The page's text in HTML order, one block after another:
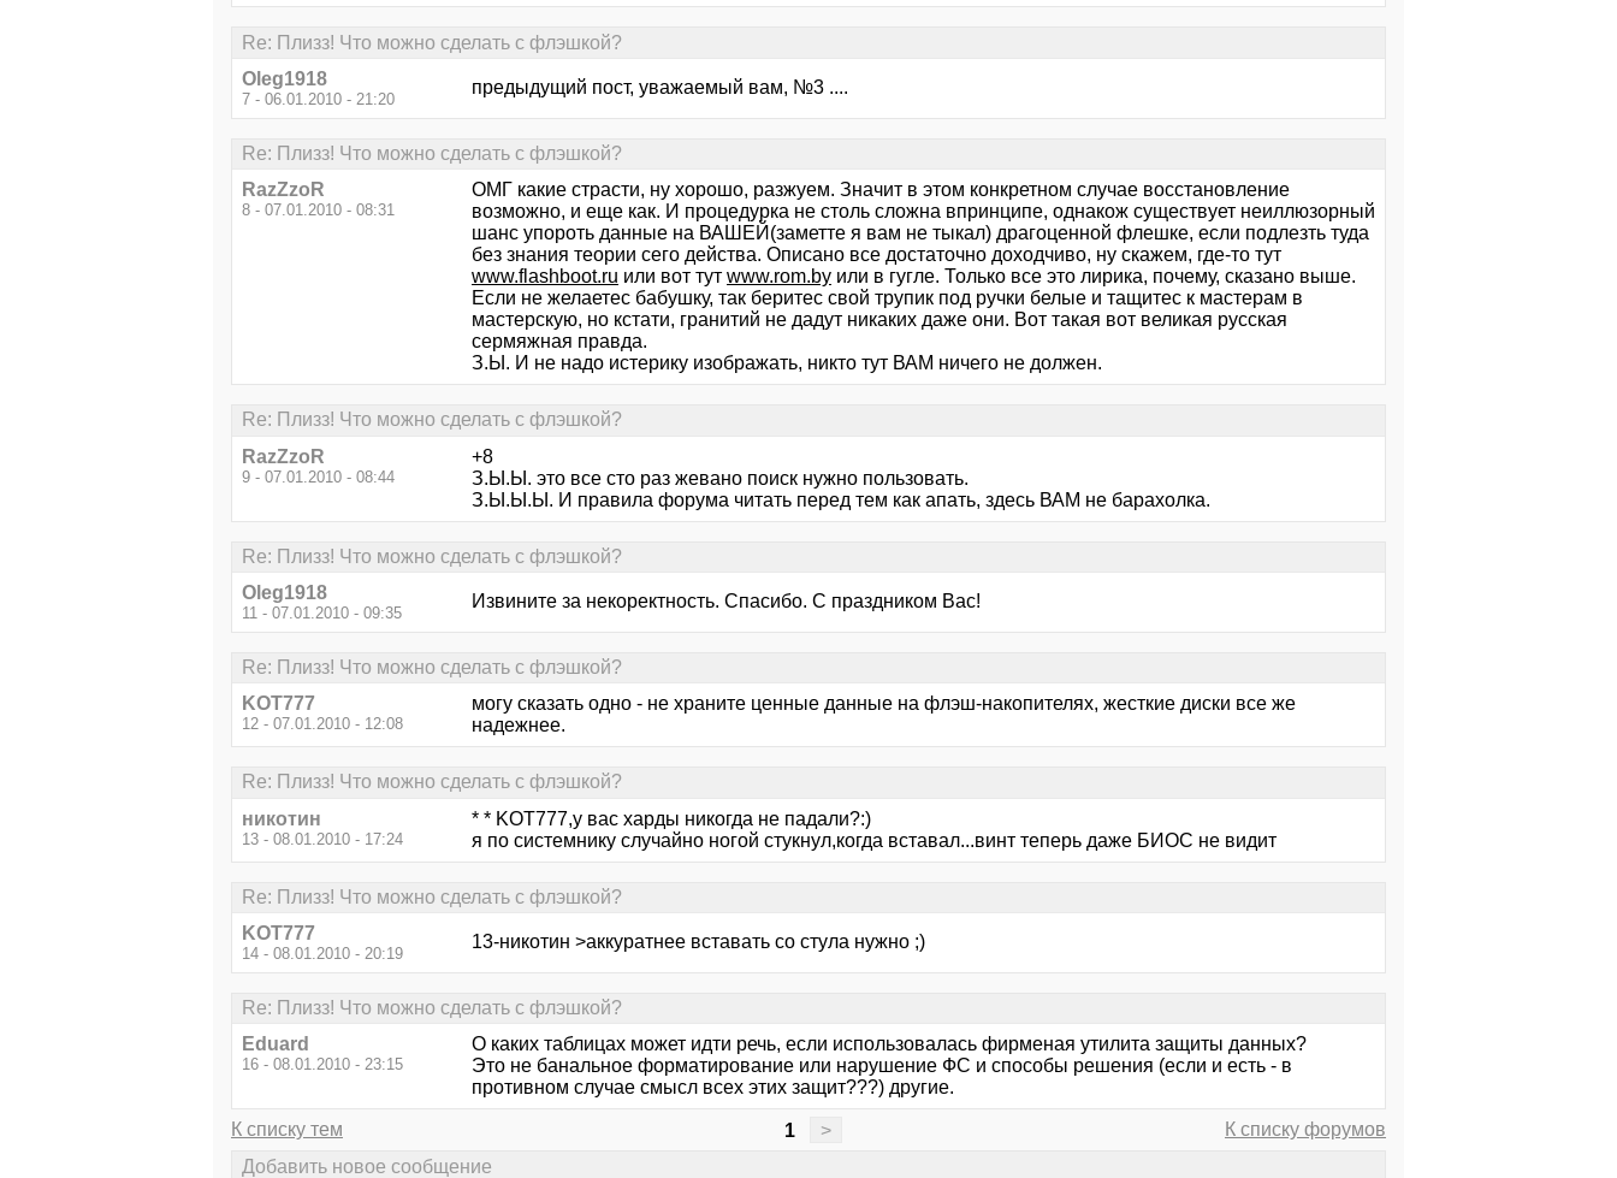
Re: Плизз! Что можно сделать с флэшкой?
Oleg1918
7 - 06.01.2010 - 21:20
предыдущий пост, уважаемый вам, №3 ....
Re: Плизз! Что можно сделать с флэшкой?
RazZzoR
8 - 07.01.2010 - 08:31
ОМГ какие страсти, ну хорошо, разжуем. Значит в этом конкретном случае восстановление
возможно, и еще как. И процедурка не столь сложна впринципе, однакож существует неиллюзорный
шанс упороть данные на ВАШЕЙ(заметте я вам не тыкал) драгоценной флешке, если подлезть туда
без знания теории сего действа. Описано все достаточно доходчиво, ну скажем, где-то тут
www.flashboot.ru или вот тут www.rom.by или в гугле. Только все это лирика, почему, сказано выше.
Если не желаетес бабушку, так беритес свой трупик под ручки белые и тащитес к мастерам в
мастерскую, но кстати, гранитий не дадут никаких даже они. Вот такая вот великая русская
сермяжная правда.
З.Ы. И не надо истерику изображать, никто тут ВАМ ничего не должен.
Re: Плизз! Что можно сделать с флэшкой?
RazZzoR
9 - 07.01.2010 - 08:44
+8
З.Ы.Ы. это все сто раз жевано поиск нужно пользовать.
З.Ы.Ы.Ы. И правила форума читать перед тем как апать, здесь ВАМ не барахолка.
Re: Плизз! Что можно сделать с флэшкой?
Oleg1918
11 - 07.01.2010 - 09:35
Извините за некоректность. Спасибо. С праздником Вас!
Re: Плизз! Что можно сделать с флэшкой?
KOT777
12 - 07.01.2010 - 12:08
могу сказать одно - не храните ценные данные на флэш-накопителях, жесткие диски все же
надежнее.
Re: Плизз! Что можно сделать с флэшкой?
никотин
13 - 08.01.2010 - 17:24
* * KOT777,у вас харды никогда не падали?:)
я по системнику случайно ногой стукнул,когда вставал...винт теперь даже БИОС не видит
Re: Плизз! Что можно сделать с флэшкой?
KOT777
14 - 08.01.2010 - 20:19
13-никотин >аккуратнее вставать со стула нужно ;)
Re: Плизз! Что можно сделать с флэшкой?
Eduard
16 - 08.01.2010 - 23:15
О каких таблицах может идти речь, если использовалась фирменая утилита защиты данных?
Это не банальное форматирование или нарушение ФС и способы решения (если и есть - в
противном случае смысл всех этих защит???) другие.
К списку тем 1 >
К списку форумов
Добавить новое сообщение